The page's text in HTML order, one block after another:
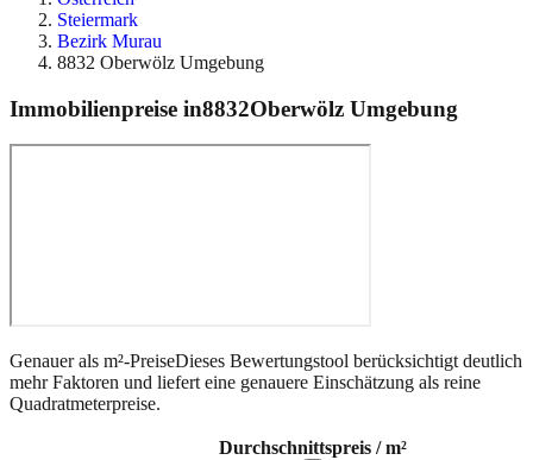
Steiermark
Bezirk Murau
8832 Oberwölz Umgebung
Immobilienpreise in8832Oberwölz Umgebung
Genauer als m²-PreiseDieses Bewertungstool berücksichtigt deutlich
mehr Faktoren und liefert eine genauere Einschätzung als reine
Quadratmeterpreise.
Durchschnittspreis / m²